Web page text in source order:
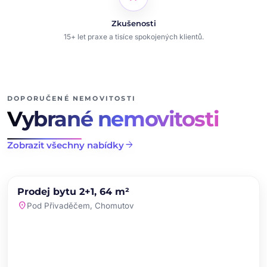
Zkušenosti
15+ let praxe a tisíce spokojených klientů.
DOPORUČENÉ NEMOVITOSTI
Vybrané nemovitosti
Zobrazit všechny nabídkyarrow_forward
PRODEJ NOVINKA
Prodej bytu 2+1, 64 m²
location_onPod Přivaděčem, Chomutov